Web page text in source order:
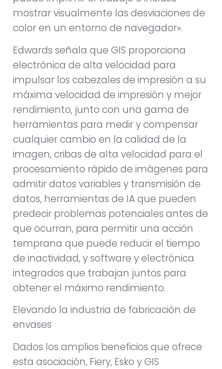
mostrar visualmente las desviaciones de
color en un entorno de navegador».
Edwards señala que GIS proporciona
electrónica de alta velocidad para
impulsar los cabezales de impresión a su
máxima velocidad de impresión y mejor
rendimiento, junto con una gama de
herramientas para medir y compensar
cualquier cambio en la calidad de la
imagen, cribas de alta velocidad para el
procesamiento rápido de imágenes para
admitir datos variables y transmisión de
datos, herramientas de IA que pueden
predecir problemas potenciales antes de
que ocurran, para permitir una acción
temprana que puede reducir el tiempo
de inactividad, y software y electrónica
integrados que trabajan juntos para
obtener el máximo rendimiento.
Elevando la industria de fabricación de
envases
Dados los amplios beneficios que ofrece
esta asociación, Fiery, Esko y GIS